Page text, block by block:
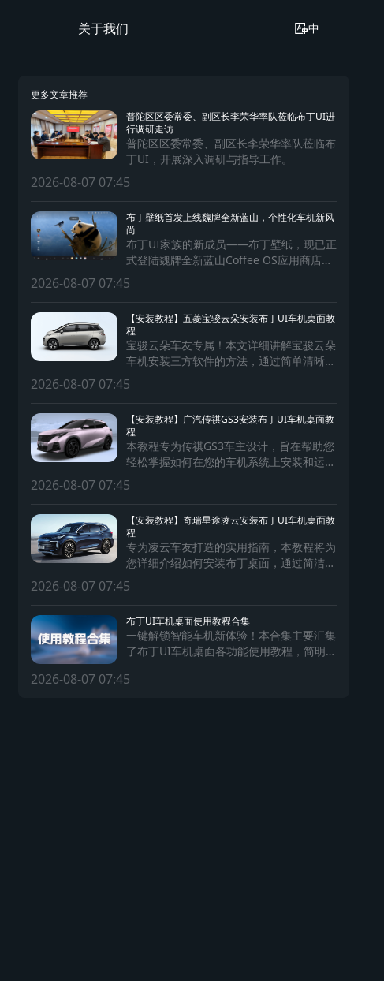
关于我们 中
更多文章推荐
普陀区区委常委、副区长李荣华率队莅临布丁UI进
行调研走访
普陀区区委常委、副区长李荣华率队莅临布
丁UI，开展深入调研与指导工作。
2026-08-07 07:45
布丁壁纸首发上线魏牌全新蓝山，个性化车机新风
尚
布丁UI家族的新成员——布丁壁纸，现已正
式登陆魏牌全新蓝山Coffee OS应用商店，
为蓝山车主带来前所未有的个性化出行体
验！
2026-08-07 07:45
【安装教程】五菱宝骏云朵安装布丁UI车机桌面教
程
宝骏云朵车友专属！本文详细讲解宝骏云朵
车机安装三方软件的方法，通过简单清晰的
步骤，助您轻松为车机安装软件，拓展车机
系统功能，提升驾驶体验。
2026-08-07 07:45
【安装教程】广汽传祺GS3安装布丁UI车机桌面教
程
本教程专为传祺GS3车主设计，旨在帮助您
轻松掌握如何在您的车机系统上安装和运行
第三方软件。通过简单易懂的步骤，确保每
位车主都能安全、快捷地扩展车机功能，享
受更加丰富的智能驾驶体验。
2026-08-07 07:45
【安装教程】奇瑞星途凌云安装布丁UI车机桌面教
程
专为凌云车友打造的实用指南，本教程将为
您详细介绍如何安装布丁桌面，通过简洁明
了的步骤，助您实现车机系统的个性化定
制，让您的每一次出行都充满乐趣和便捷。
2026-08-07 07:45
布丁UI车机桌面使用教程合集
一键解锁智能车机新体验！本合集主要汇集
了布丁UI车机桌面各功能使用教程，简明步
提升您的驾驶便捷性和乐趣！
2026-08-07 07:45